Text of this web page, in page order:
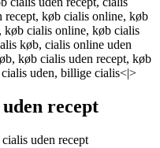
recept, køb cialis online, køb
køb cialis online, køb cialis
køb, cialis online uden
køb cialis uden recept, køb
uden, billige cialis<|>
recept
uden recept